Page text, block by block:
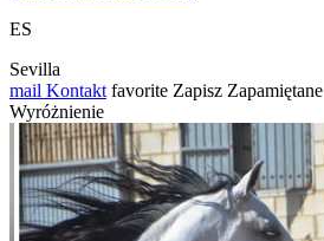
ES
Sevilla
mail Kontakt favorite Zapisz Zapamiętane
Wyróżnienie